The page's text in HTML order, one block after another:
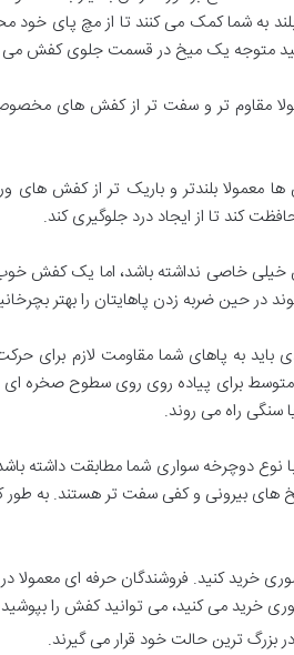
به شما کمک می کنند تا از مچ پای خود
متوجه یک میخ در قسمت جلوی کفش
مقاوم تر و سفت تر از کفش های
بلندتر و باریک تر از کفش های
کند تا از ایجاد درد جلوگیری کند.
خاصی نداشته باشد، اما یک کفش خوب
در حین ضربه زدن پاهایتان را بهتر
به پاهای شما مقاومت لازم برای
برای پیاده روی روی سطوح صخره ای
دوچرخه سواری شما مطابقت داشته
های بیرونی و کفی سفت تر هستند. به
کنید. فروشندگان حرفه ای معمولا
خرید می کنید، می توانید کفش را
بزرگ ترین حالت خود قرار می گیرند.